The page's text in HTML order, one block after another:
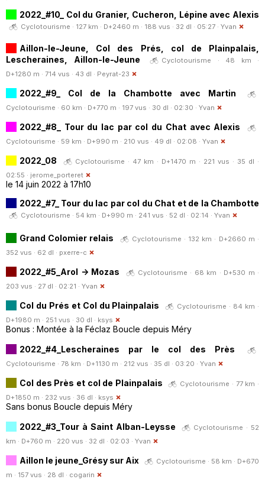
2022_#10_ Col du Granier, Cucheron, Lépine avec Alexis
Cyclotourisme · 127 km · D+2460 m · 188 vus · 32 dl · 05:27 · Yvan
Aillon-le-Jeune, Col des Prés, col de Plainpalais,
Lescheraines, Aillon-le-Jeune
Cyclotourisme · 48 km ·
D+1280 m · 714 vus · 43 dl · Peyrat-23
2022_#9_ Col de la Chambotte avec Martin
Cyclotourisme · 60 km · D+770 m · 197 vus · 30 dl · 02:30 · Yvan
2022_#8_ Tour du lac par col du Chat avec Alexis
Cyclotourisme · 59 km · D+990 m · 210 vus · 49 dl · 02:08 · Yvan
2022_08
Cyclotourisme · 47 km · D+1470 m · 221 vus · 35 dl ·
02:55 · jerome_porteret
le 14 juin 2022 à 17h10
2022_#7_ Tour du lac par col du Chat et de la Chambotte
Cyclotourisme · 54 km · D+990 m · 241 vus · 52 dl · 02:14 · Yvan
Grand Colomier relais
Cyclotourisme · 132 km · D+2660 m ·
352 vus · 62 dl · pxerre-c
2022_#5_Arol -> Mozas
Cyclotourisme · 68 km · D+530 m ·
203 vus · 27 dl · 02:21 · Yvan
Col du Prés et Col du Plainpalais
Cyclotourisme · 84 km ·
D+1980 m · 251 vus · 30 dl · ksys
Bonus : Montée à la Féclaz Boucle depuis Méry
2022_#4_Lescheraines par le col des Près
Cyclotourisme · 78 km · D+1130 m · 212 vus · 35 dl · 03:20 · Yvan
Col des Près et col de Plainpalais
Cyclotourisme · 77 km ·
D+1850 m · 232 vus · 36 dl · ksys
Sans bonus Boucle depuis Méry
2022_#3_Tour à Saint Alban-Leysse
Cyclotourisme · 52
km · D+760 m · 220 vus · 32 dl · 02:03 · Yvan
Aillon le jeune_Grésy sur Aix
Cyclotourisme · 58 km · D+670
m · 157 vus · 28 dl · cogarin